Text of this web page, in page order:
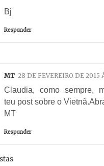
Bj
Responder
MT 28 DE FEVEREIRO DE 2015
Claudia, como sempre,
teu post sobre o
MT
Responder